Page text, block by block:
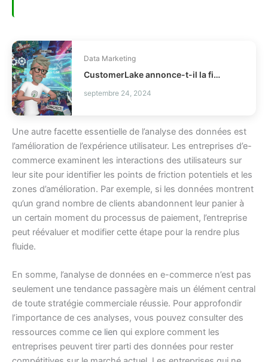
Data Marketing
CustomerLake annonce-t-il la fin des CDP legacy ?
septembre 24, 2024
Une autre facette essentielle de l’analyse des données est
l’amélioration de l’expérience utilisateur. Les entreprises d’e-
commerce examinent les interactions des utilisateurs sur
leur site pour identifier les points de friction potentiels et les
zones d’amélioration. Par exemple, si les données montrent
qu’un grand nombre de clients abandonnent leur panier à
un certain moment du processus de paiement, l’entreprise
peut réévaluer et modifier cette étape pour la rendre plus
fluide.
En somme, l’analyse de données en e-commerce n’est pas
seulement une tendance passagère mais un élément central
de toute stratégie commerciale réussie. Pour approfondir
l’importance de ces analyses, vous pouvez consulter des
ressources comme ce lien qui explore comment les
entreprises peuvent tirer parti des données pour rester